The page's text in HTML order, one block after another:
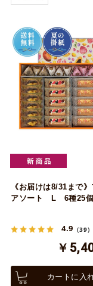
《お届けは8/31まで
アソート L 6種25
4.9 （39）
￥
カートに入